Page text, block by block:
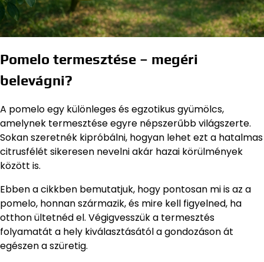
Pomelo termesztése – megéri
belevágni?
A pomelo egy különleges és egzotikus gyümölcs,
amelynek termesztése egyre népszerűbb világszerte.
Sokan szeretnék kipróbálni, hogyan lehet ezt a hatalmas
citrusfélét sikeresen nevelni akár hazai körülmények
között is.
Ebben a cikkben bemutatjuk, hogy pontosan mi is az a
pomelo, honnan származik, és mire kell figyelned, ha
otthon ültetnéd el. Végigvesszük a termesztés
folyamatát a hely kiválasztásától a gondozáson át
egészen a szüretig.